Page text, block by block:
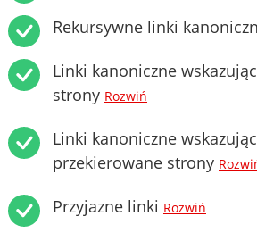
Rekursywne linki
Linki kanoniczne
strony Rozwiń
Linki kanoniczne
przekierowane strony
Przyjazne linki Rozwiń